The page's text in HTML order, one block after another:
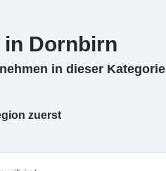
Dornbirn
in dieser Kategorie
zuerst